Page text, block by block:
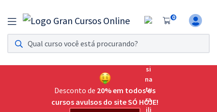
0
Assinatura Ilimitada 11
Acesso a todos os cursos. Teste grátis por 7 dias!
Assinatura OAB Até Passar
Acesso ilimitado a toda preparação para o Exame da
Desconto de 20% em todos os
cursos avulsos do site SÓ HOJE!